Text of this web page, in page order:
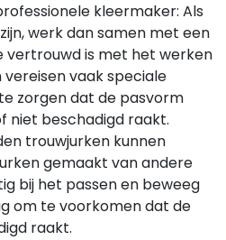
kleermaker: Als
werk dan samen met een
vertrouwd is met het werken
vereisen vaak speciale
zorgen dat de pasvorm
niet beschadigd raakt.
trouwjurken kunnen
gemaakt van andere
bij het passen en beweeg
om te voorkomen dat de
raakt.